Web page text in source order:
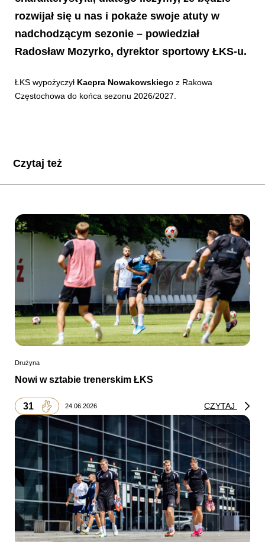
rozwijał się u nas i pokaże swoje atuty w
nadchodzącym sezonie – powiedział
Radosław Mozyrko, dyrektor sportowy ŁKS-u.
ŁKS wypożyczył Kacpra Nowakowskiego z Rakowa
Częstochowa do końca sezonu 2026/2027.
Czytaj też
Drużyna
Nowi w sztabie trenerskim ŁKS
31 24.06.2026 CZYTAJ